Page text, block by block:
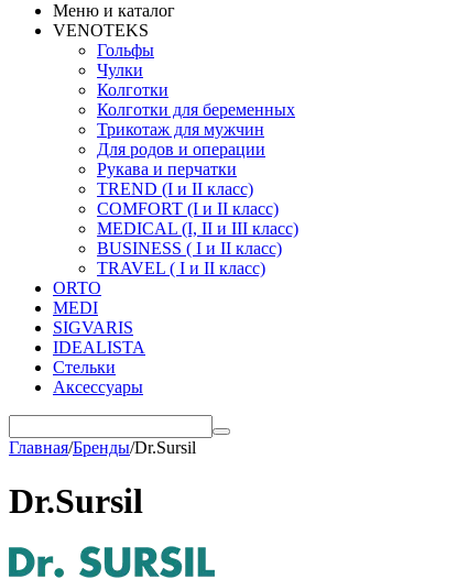
Меню и каталог
VENOTEKS
Гольфы
Чулки
Колготки
Колготки для беременных
Трикотаж для мужчин
Для родов и операции
Рукава и перчатки
TREND (I и II класс)
COMFORT (I и II класс)
MEDICAL (I, II и III класс)
BUSINESS ( I и II класс)
TRAVEL ( I и II класс)
ORTO
MEDI
SIGVARIS
IDEALISTA
Стельки
Аксессуары
Главная/Бренды/Dr.Sursil
Dr.Sursil